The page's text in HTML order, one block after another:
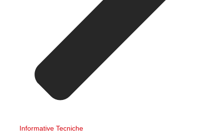
Informative Tecniche